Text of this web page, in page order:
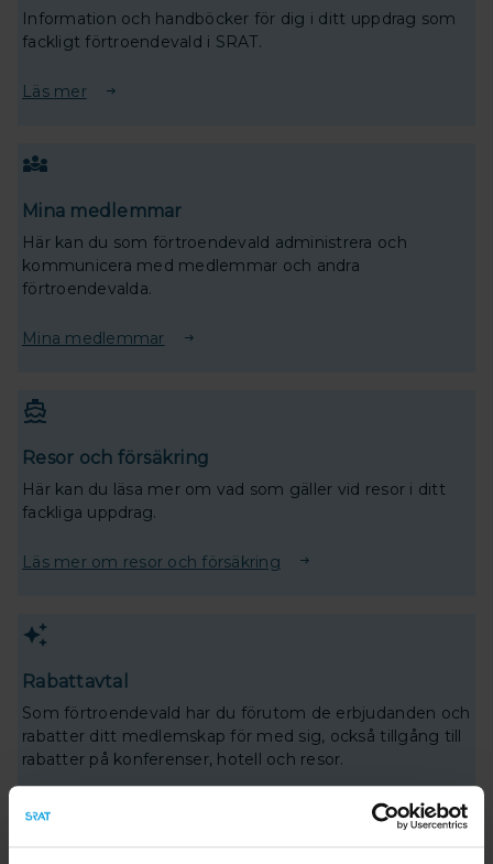
Information och handböcker för dig i ditt uppdrag som
fackligt förtroendevald i SRAT.
Läs mer
Mina medlemmar
Här kan du som förtroendevald administrera och
kommunicera med medlemmar och andra
förtroendevalda.
Mina medlemmar
Resor och försäkring
Här kan du läsa mer om vad som gäller vid resor i ditt
fackliga uppdrag.
Läs mer om resor och försäkring
Rabattavtal
Som förtroendevald har du förutom de erbjudanden och
rabatter ditt medlemskap för med sig, också tillgång till
rabatter på konferenser, hotell och resor.
Läs mer om dina rabattavtal